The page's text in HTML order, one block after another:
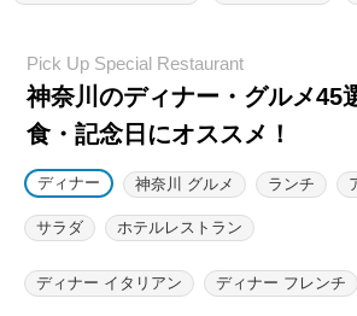
神奈川のディナー・グルメ45
食・記念日にオススメ！
ディナー 神奈川 グルメ ランチ
サラダ ホテルレストラン
ディナー イタリアン ディナー フレンチ